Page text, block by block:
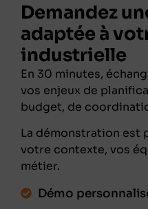
Demandez
adaptée à
industrielle
En 30 minutes,
vos enjeux de
budget, de
La démonstration est
votre contexte, vos
métier.
Démo